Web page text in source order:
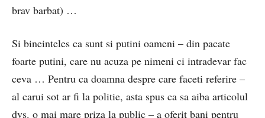
brav barbat) …
Si bineinteles ca sunt si putini oameni – din pacate
foarte putini, care nu acuza pe nimeni ci intradevar fac
ceva … Pentru ca doamna despre care faceti referire –
al carui sot ar fi la politie, asta spus ca sa aiba articolul
dvs. o mai mare priza la public – a oferit bani pentru